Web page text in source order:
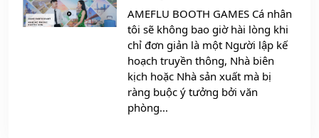
AMEFLU BOOTH GAMES Cá nhân
tôi sẽ không bao giờ hài lòng khi
chỉ đơn giản là một Người lập kế
hoạch truyền thông, Nhà biên
kịch hoặc Nhà sản xuất mà bị
ràng buộc ý tưởng bởi văn
phòng...